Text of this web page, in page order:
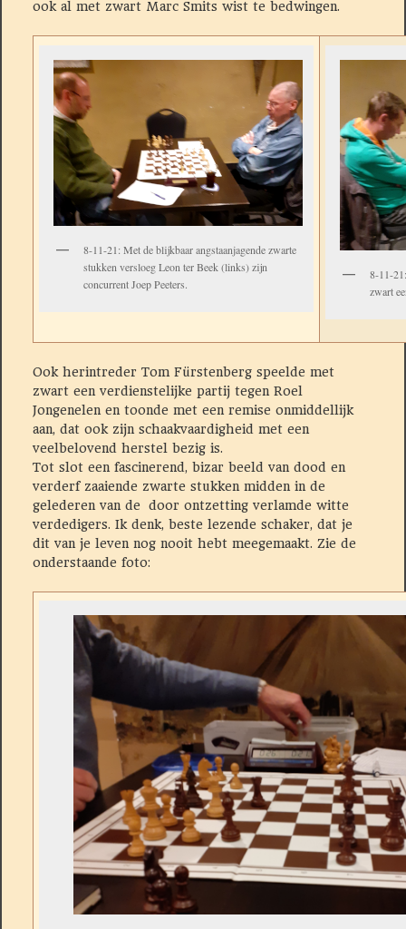
ook al met zwart Marc Smits wist te bedwingen.
8-11-21: Met de blijkbaar angstaanjagende zwarte
stukken versloeg Leon ter Beek (links) zijn
concurrent Joep Peeters.
8-11-
zwart
Ook herintreder Tom Fürstenberg speelde met
zwart een verdienstelijke partij tegen Roel
Jongenelen en toonde met een remise onmiddellijk
aan, dat ook zijn schaakvaardigheid met een
veelbelovend herstel bezig is.
Tot slot een fascinerend, bizar beeld van dood en
verderf zaaiende zwarte stukken midden in de
gelederen van de door ontzetting verlamde witte
verdedigers. Ik denk, beste lezende schaker, dat je
dit van je leven nog nooit hebt meegemaakt. Zie de
onderstaande foto: